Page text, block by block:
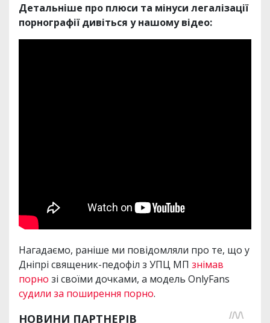
Детальніше про плюси та мінуси легалізації
порнографії дивіться у нашому відео:
Нагадаємо, раніше ми повідомляли про те, що у
Дніпрі священик-педофіл з УПЦ МП знімав
порно зі своїми дочками, а модель OnlyFans
судили за поширення порно.